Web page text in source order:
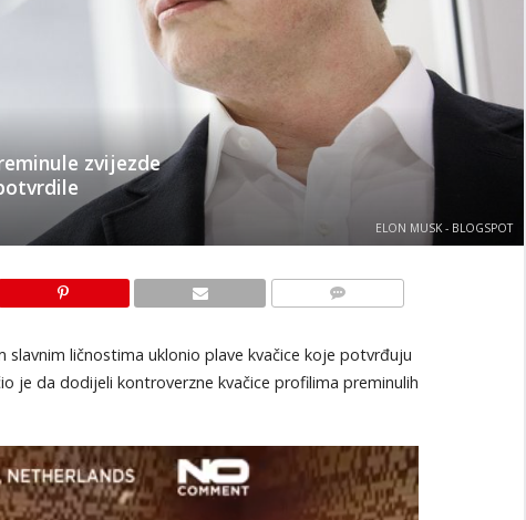
zvijezde
ELON MUSK - BLOGSPOT
ličnostima uklonio plave kvačice koje potvrđuju
je da dodijeli kontroverzne kvačice profilima preminulih